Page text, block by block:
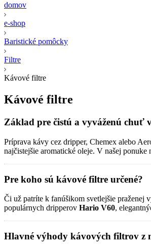
domov
e-shop
Baristické pomôcky
Filtre
Kávové filtre
Kávové filtre
Základ pre čistú a vyváženú chuť
Príprava kávy cez dripper, Chemex alebo
najčistejšie aromatické oleje. V našej
Pre koho sú kávové filtre určené?
Či už patríte k fanúšikom svetlejšie
populárnych dripperov Hario V60,
Hlavné výhody kávových filtrov z